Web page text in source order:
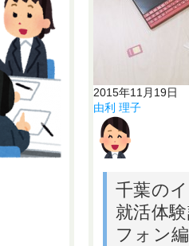
2015年11月19日
由利 理子
千葉の
就活体
フォン